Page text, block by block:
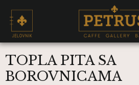
TOPLA PITA SA
BOROVNICAMA